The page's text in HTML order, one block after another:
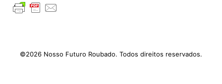
©2026 Nosso Futuro Roubado. Todos direitos reservados.